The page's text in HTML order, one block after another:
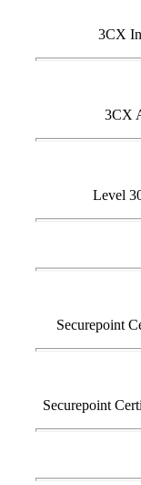
3CX
3CX
Level
Securepoint
Securepoint